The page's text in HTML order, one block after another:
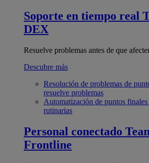
Soporte en tiempo real
DEX
Resuelve problemas antes de que
Descubre más
Resolución de problemas de
resuelve problemas
Automatización de puntos finales
rutinarias
Personal conectado
Frontline